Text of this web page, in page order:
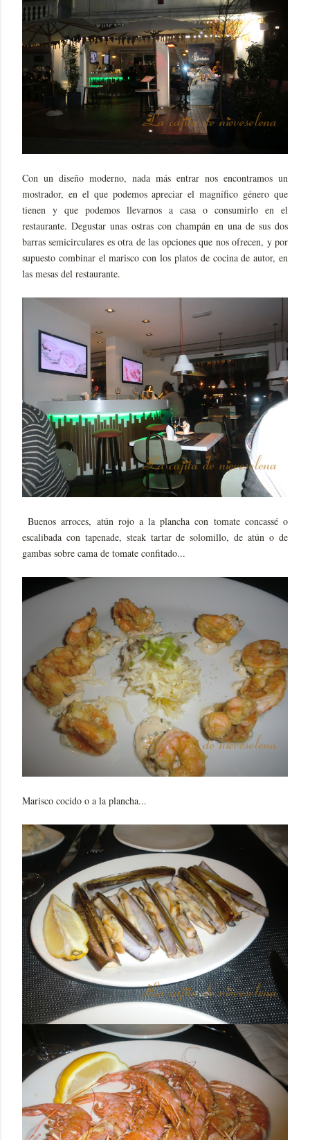
Con un diseño moderno, nada más entrar nos encontramos un
mostrador, en el que podemos apreciar el magnífico género que
tienen y que podemos llevarnos a casa o consumirlo en el
restaurante. Degustar unas ostras con champán en una de sus dos
barras semicirculares es otra de las opciones que nos ofrecen, y por
supuesto combinar el marisco con los platos de cocina de autor, en
las mesas del restaurante.
Buenos arroces, atún rojo a la plancha con tomate concassé o
escalibada con tapenade, steak tartar de solomillo, de atún o de
gambas sobre cama de tomate confitado...
Marisco cocido o a la plancha...